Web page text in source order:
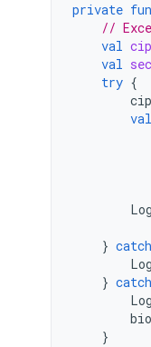
private fun
//
val
val
try {
val
Log
} catch
Log
} catch
Log
}